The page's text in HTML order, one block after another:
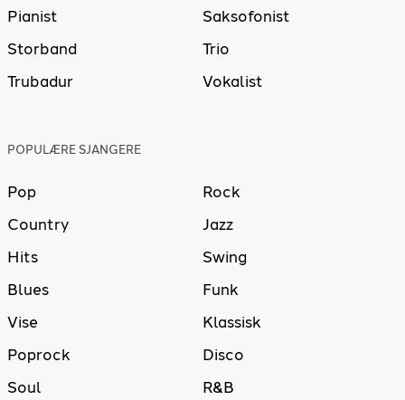
Pianist
Saksofonist
Storband
Trio
Trubadur
Vokalist
POPULÆRE SJANGERE
Pop
Rock
Country
Jazz
Hits
Swing
Blues
Funk
Vise
Klassisk
Poprock
Disco
Soul
R&B